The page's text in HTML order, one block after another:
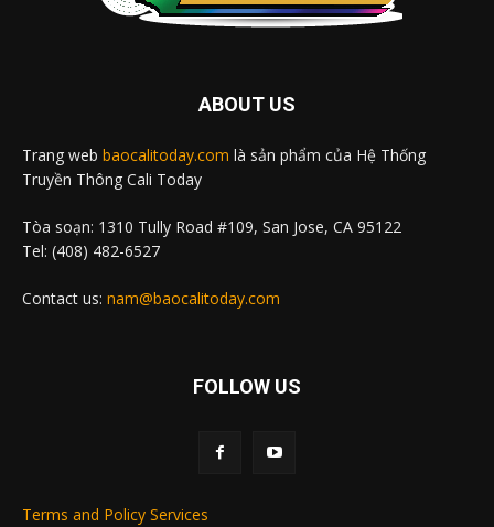
ABOUT US
Trang web baocalitoday.com là sản phẩm của Hệ Thống
Truyền Thông Cali Today
Tòa soạn: 1310 Tully Road #109, San Jose, CA 95122
Tel: (408) 482-6527
Contact us: nam@baocalitoday.com
FOLLOW US
Terms and Policy Services